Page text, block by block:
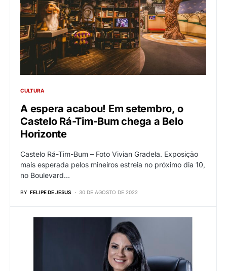
CULTURA
A espera acabou! Em setembro, o
Castelo Rá-Tim-Bum chega a Belo
Horizonte
Castelo Rá-Tim-Bum – Foto Vivian Gradela. Exposição
mais esperada pelos mineiros estreia no próximo dia 10,
no Boulevard…
BY FELIPE DE JESUS 30 DE AGOSTO DE 2022